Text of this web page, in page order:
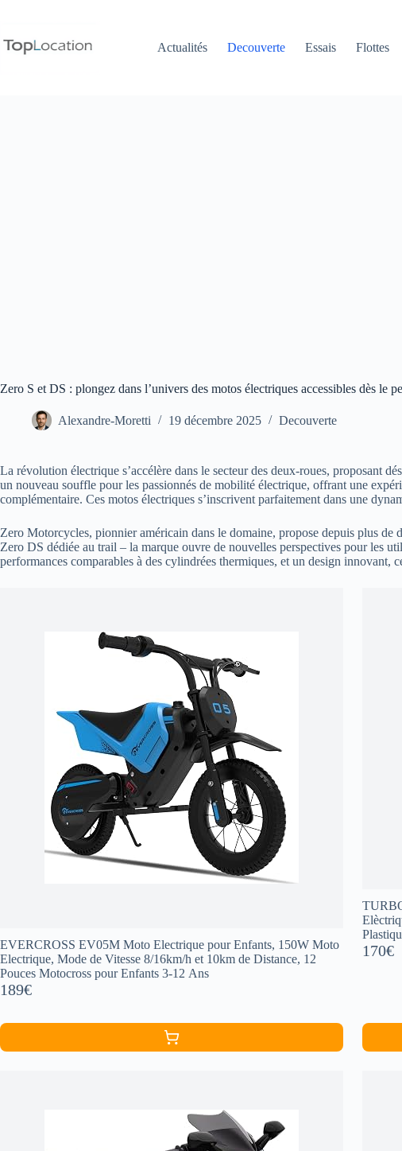
Actualités
Decouverte Essais Flottes
Zero S et DS : plongez dans l’univers des motos électriques accessibles dès le
Alexandre-Moretti 19 décembre 2025 Decouverte
La révolution électrique s’accélère dans le secteur des deux-roues, proposant
un nouveau souffle pour les passionnés de mobilité électrique, offrant une
complémentaire. Ces motos électriques s’inscrivent parfaitement dans une
Zero Motorcycles, pionnier américain dans le domaine, propose depuis plus
Zero DS dédiée au trail – la marque ouvre de nouvelles perspectives pour les
performances comparables à des cylindrées thermiques, et un design innovant,
EVERCROSS EV05M Moto Electrique pour Enfants, 150W Moto
Electrique, Mode de Vitesse 8/16km/h et 10km de Distance, 12
Pouces Motocross pour Enfants 3-12 Ans
189€
170€